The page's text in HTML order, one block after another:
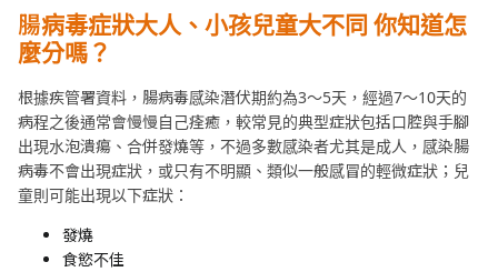
腸病毒症狀大人 、 小孩兒童大不同 你知道怎
麼分嗎？
根據疾管署資料，腸病毒感染潛伏期約為3～5天，經過7～10天的
病程之後通常會慢慢自己痊癒，較常見的典型症狀包括口腔與手腳
出現水泡潰瘍、合併發燒等，不過多數感染者尤其是成人，感染腸
病毒不會出現症狀，或只有不明顯、類似一般感冒的輕微症狀；兒
童則可能出現以下症狀：
發燒
食慾不佳